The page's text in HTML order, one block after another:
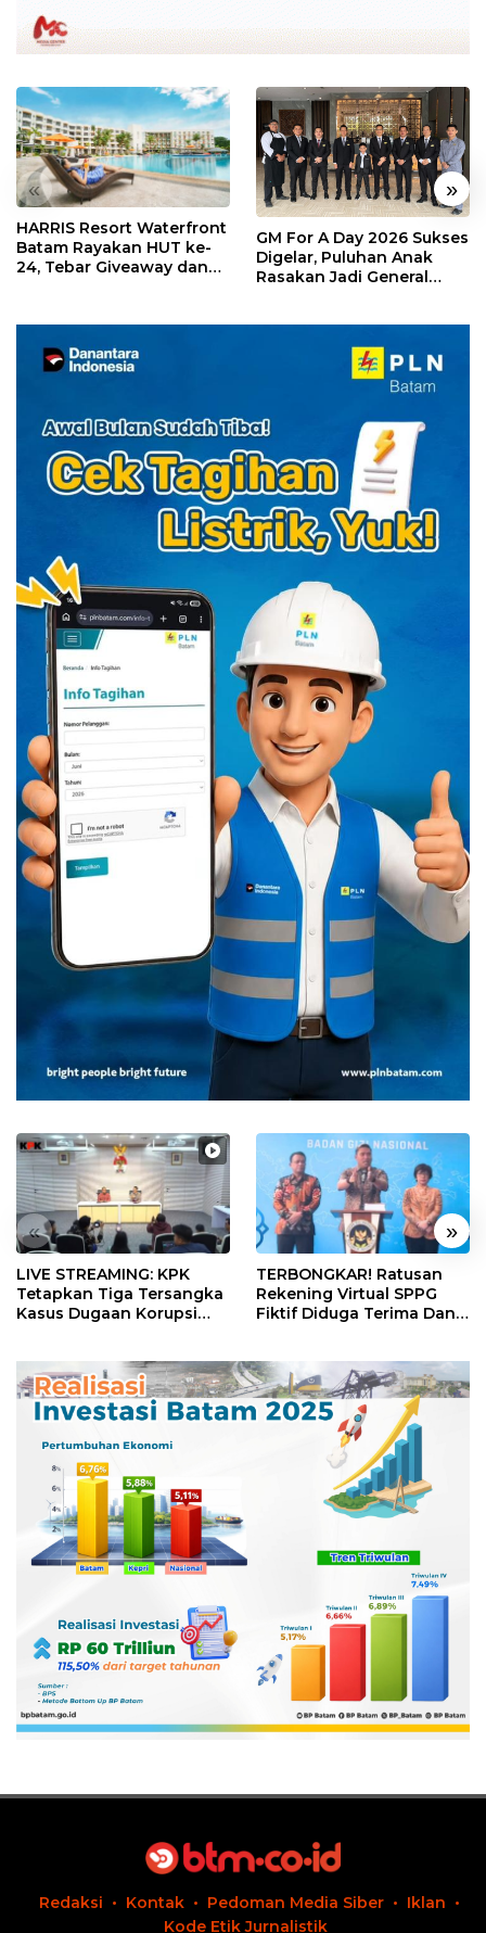
« »
HARRIS Resort Waterfront
Batam Rayakan HUT ke-
24, Tebar Giveaway dan
GM For A Day 2026 Sukses
Digelar, Puluhan Anak
Rasakan Jadi General
« »
LIVE STREAMING: KPK
Tetapkan Tiga Tersangka
Kasus Dugaan Korupsi
TERBONGKAR! Ratusan
Rekening Virtual SPPG
Fiktif Diduga Terima Dana
Redaksi Kontak Pedoman Media Siber
Iklan
Kode Etik Jurnalistik